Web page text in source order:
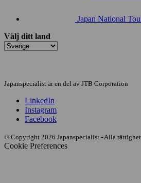
Japan National
Välj ditt land
Japanspecialist är en del av JTB Corporation
LinkedIn
Instagram
Facebook
© Copyright 2026 Japanspecialist - Alla
Cookie Preferences